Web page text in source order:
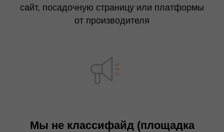
сайт, посадочную страницу или платформы
от производителя
Мы не классифайд (площадка